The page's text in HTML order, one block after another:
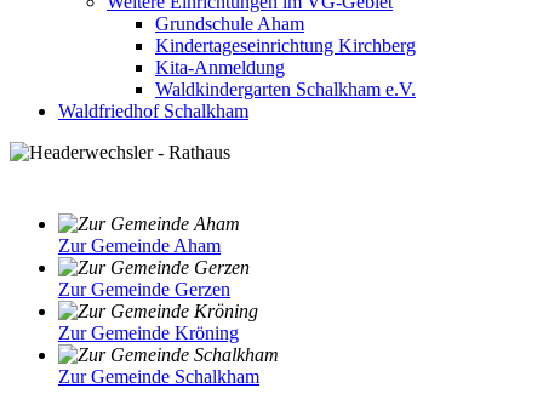
Grundschule Aham
Kindertageseinrichtung Kirchberg
Kita-Anmeldung
Waldkindergarten Schalkham e.V.
Waldfriedhof Schalkham
Zur Gemeinde Aham
Zur Gemeinde Gerzen
Zur Gemeinde Kröning
Zur Gemeinde Schalkham